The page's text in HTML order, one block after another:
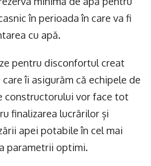
în perioada în care va fi
cu apă.
pentru disconfortul creat
îi asigurăm că echipele de
constructorului vor face tot
finalizarea lucrărilor și
apei potabile în cel mai
parametrii optimi.